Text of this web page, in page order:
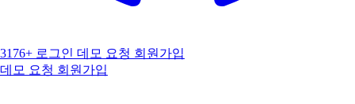
3176+ 로그인 데모 요청 회원가입
데모 요청 회원가입